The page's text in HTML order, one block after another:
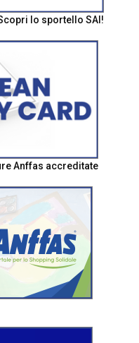
lo sportello SAI!
Anffas accreditate